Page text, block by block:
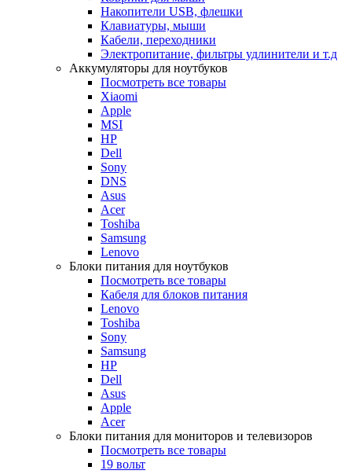
Накопители USB, флешки
Клавиатуры, мыши
Кабели, переходники
Электропитание, фильтры удлинители и т.д
Аккумуляторы для ноутбуков
Посмотреть все товары
Xiaomi
Apple
MSI
HP
Dell
Sony
DNS
Asus
Acer
Toshiba
Samsung
Lenovo
Блоки питания для ноутбуков
Посмотреть все товары
Кабеля для блоков питания
Lenovo
Toshiba
Sony
Samsung
HP
Dell
Asus
Apple
Acer
Блоки питания для мониторов и телевизоров
Посмотреть все товары
19 вольт